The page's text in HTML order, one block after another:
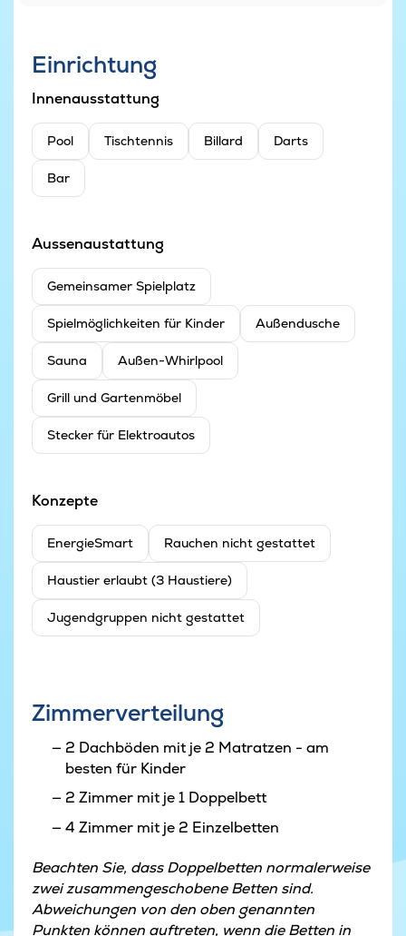
Einrichtung
Innenausstattung
Pool Tischtennis Billard Darts
Bar
Aussenaustattung
Gemeinsamer Spielplatz
Spielmöglichkeiten für Kinder Außendusche
Sauna Außen-Whirlpool
Grill und Gartenmöbel
Stecker für Elektroautos
Konzepte
EnergieSmart Rauchen nicht gestattet
Haustier erlaubt (3 Haustiere)
Jugendgruppen nicht gestattet
Zimmerverteilung
2 Dachböden mit je 2 Matratzen - am
besten für Kinder
2 Zimmer mit je 1 Doppelbett
4 Zimmer mit je 2 Einzelbetten
Beachten Sie, dass Doppelbetten normalerweise
zwei zusammengeschobene Betten sind.
Abweichungen von den oben genannten
Punkten können auftreten, wenn die Betten in